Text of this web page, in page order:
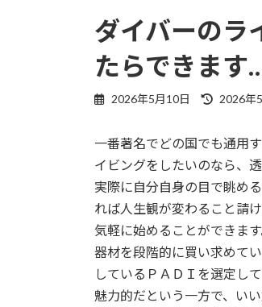
ダイバーのラ
たらできます…
2026年5月10日
最
新
日
時
:
2026年
一番著名でどの国でも通用
イビングをしたいのなら、
実際に自分自身の目で眺め
れば人生観が変わること請
気軽に始めることができま
器材を段階的に買い求めて
しているＰＡＤＩを選定し
魅力的だという一方で、い